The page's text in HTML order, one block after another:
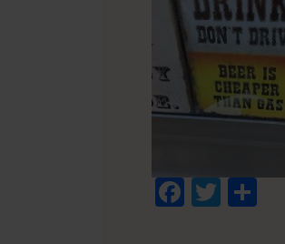
Facebook
Twitter